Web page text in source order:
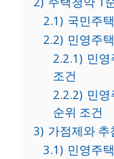
2.1) 국민주
2.2) 민영주
2.2.1) 민
조건
2.2.2) 민
순위 조건
3) 가점제와 추
3.1) 민영주